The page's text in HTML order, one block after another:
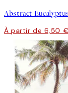
Abstract
À partir de 6,50